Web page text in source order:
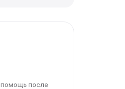
помощь после